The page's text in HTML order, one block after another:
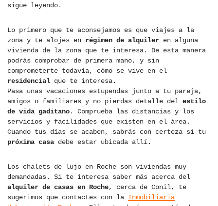
sigue leyendo.
Lo primero que te aconsejamos es que viajes a la
zona y te alojes en régimen de alquiler en alguna
vivienda de la zona que te interesa. De esta manera
podrás comprobar de primera mano, y sin
comprometerte todavía, cómo se vive en el
residencial que te interesa.
Pasa unas vacaciones estupendas junto a tu pareja,
amigos o familiares y no pierdas detalle del estilo
de vida gaditano. Comprueba las distancias y los
servicios y facilidades que existen en el área.
Cuando tus días se acaben, sabrás con certeza si tu
próxima casa debe estar ubicada allí.
Los chalets de lujo en Roche son viviendas muy
demandadas. Si te interesa saber más acerca del
alquiler de casas en Roche, cerca de Conil, te
sugerimos que contactes con la Inmobiliaria